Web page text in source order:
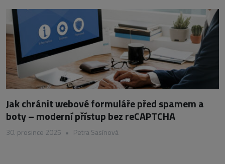
Jak chránit webové formuláře před spamem a
boty – moderní přístup bez reCAPTCHA
30. prosince 2025 • Petra Sasínová